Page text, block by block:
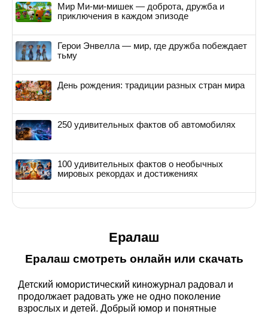
Мир Ми-ми-мишек — доброта, дружба и
приключения в каждом эпизоде
Герои Энвелла — мир, где дружба побеждает
тьму
День рождения: традиции разных стран мира
250 удивительных фактов об автомобилях
100 удивительных фактов о необычных
мировых рекордах и достижениях
Ералаш
Ералаш смотреть онлайн или скачать
Детский юмористический киножурнал радовал и
продолжает радовать уже не одно поколение
взрослых и детей. Добрый юмор и понятные